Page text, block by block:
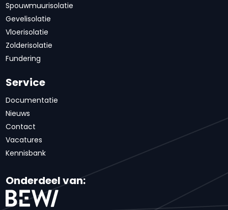
Spouwmuurisolatie
Gevelisolatie
Vloerisolatie
Zolderisolatie
Fundering
Service
Documentatie
Nieuws
Contact
Vacatures
Kennisbank
Onderdeel van: